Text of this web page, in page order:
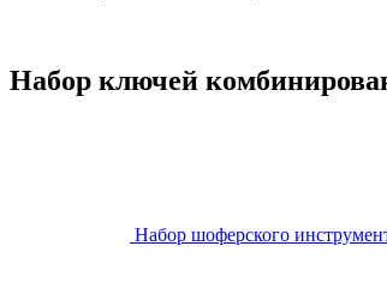
Набор ключей
Набор шоферского